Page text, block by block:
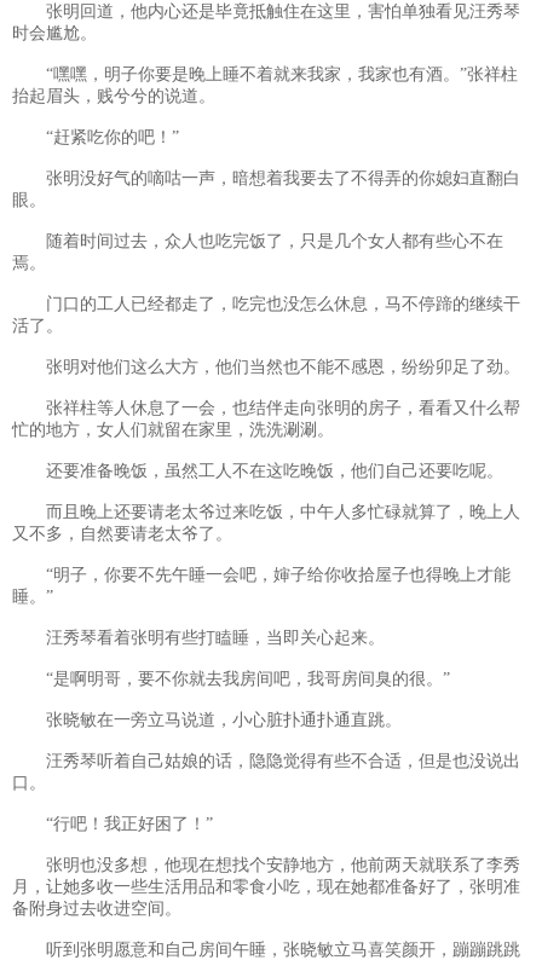
张明回道，他内心还是毕竟抵触住在这里，害怕单独看见汪秀琴
时会尴尬。
“嘿嘿，明子你要是晚上睡不着就来我家，我家也有酒。”张祥柱
抬起眉头，贱兮兮的说道。
“赶紧吃你的吧！”
张明没好气的嘀咕一声，暗想着我要去了不得弄的你媳妇直翻白
眼。
随着时间过去，众人也吃完饭了，只是几个女人都有些心不在
焉。
门口的工人已经都走了，吃完也没怎么休息，马不停蹄的继续干
活了。
张明对他们这么大方，他们当然也不能不感恩，纷纷卯足了劲。
张祥柱等人休息了一会，也结伴走向张明的房子，看看又什么帮
忙的地方，女人们就留在家里，洗洗涮涮。
还要准备晚饭，虽然工人不在这吃晚饭，他们自己还要吃呢。
而且晚上还要请老太爷过来吃饭，中午人多忙碌就算了，晚上人
又不多，自然要请老太爷了。
“明子，你要不先午睡一会吧，婶子给你收拾屋子也得晚上才能
睡。”
汪秀琴看着张明有些打瞌睡，当即关心起来。
“是啊明哥，要不你就去我房间吧，我哥房间臭的很。”
张晓敏在一旁立马说道，小心脏扑通扑通直跳。
汪秀琴听着自己姑娘的话，隐隐觉得有些不合适，但是也没说出
口。
“行吧！我正好困了！”
张明也没多想，他现在想找个安静地方，他前两天就联系了李秀
月，让她多收一些生活用品和零食小吃，现在她都准备好了，张明准
备附身过去收进空间。
听到张明愿意和自己房间午睡，张晓敏立马喜笑颜开，蹦蹦跳跳